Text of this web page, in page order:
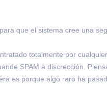
que el sistema cree una
totalmente por
SPAM a discrección.
es porque algo raro ha